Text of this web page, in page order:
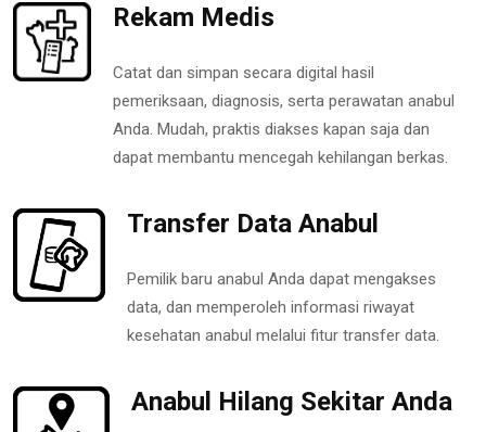
Rekam Medis
Catat dan simpan secara digital hasil
pemeriksaan, diagnosis, serta perawatan anabul
Anda. Mudah, praktis diakses kapan saja dan
dapat membantu mencegah kehilangan berkas.
Transfer Data Anabul
Pemilik baru anabul Anda dapat mengakses
data, dan memperoleh informasi riwayat
kesehatan anabul melalui fitur transfer data.
Anabul Hilang Sekitar Anda